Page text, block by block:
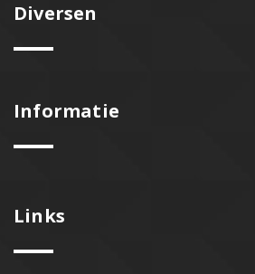
Diversen
Informatie
Links